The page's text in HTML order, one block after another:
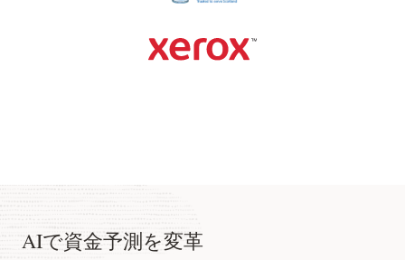
AIで資金予測を変革